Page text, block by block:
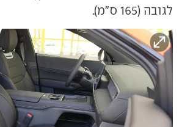
לגובה (165 ס"מ).